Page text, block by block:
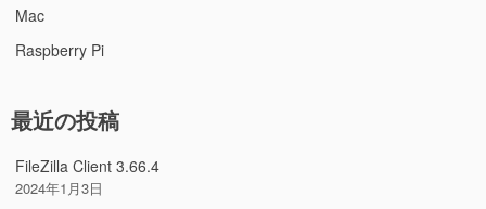
Mac
Raspberry Pi
最近の投稿
FileZilla Client 3.66.4
2024年1月3日